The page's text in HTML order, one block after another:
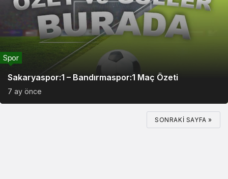
Sakaryaspor:1 – Bandırmaspor:1 Maç Özeti
Spor
7 ay önce
SONRAKI SAYFA »